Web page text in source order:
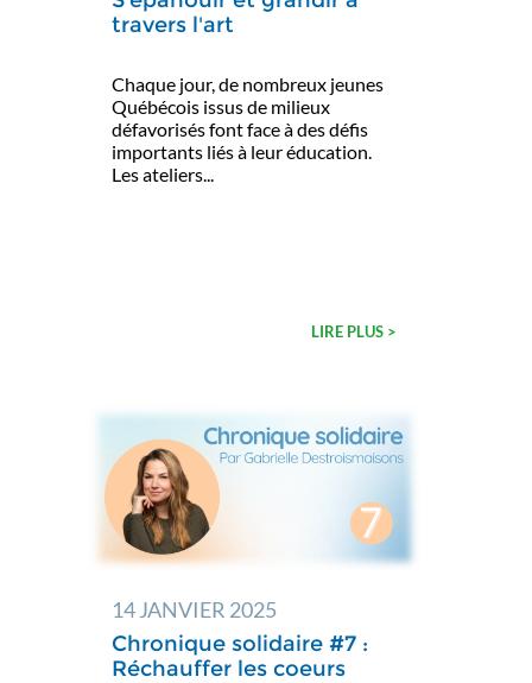
travers l'art
Chaque jour, de nombreux jeunes
Québécois issus de milieux
défavorisés font face à des défis
importants liés à leur éducation.
Les ateliers...
LIRE PLUS >
14 JANVIER 2025
Chronique solidaire #7 :
Réchauffer les coeurs